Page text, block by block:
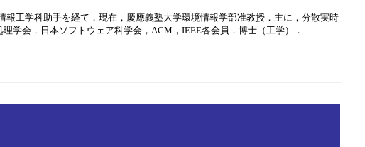
工学科助手を経て，現在，慶應義塾大学環境情報学部准教授．主に，分散実時
学会，日本ソフトウェア科学会，ACM，IEEE各会員．博士（工学）．